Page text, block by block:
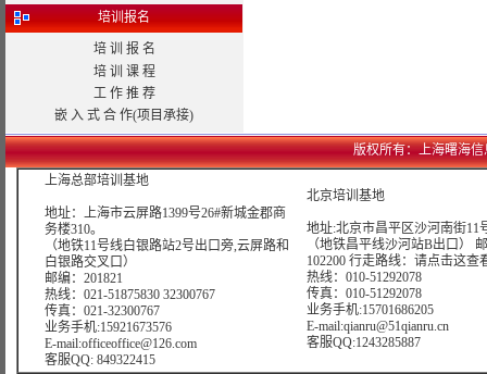
培训报名
培 训 报 名
培 训 课 程
工 作 推 荐
嵌 入 式 合 作(项目承接)
版权所有：上海曙海信
上海总部培训基地
地址：上海市云屏路1399号26#新城金郡商
务楼310。
（地铁11号线白银路站2号出口旁,云屏路和
白银路交叉口）
邮编：201821
热线：021-51875830 32300767
传真：021-32300767
业务手机:15921673576
E-mail:officeoffice@126.com
客服QQ: 849322415
北京培训基地
地址:北京市昌平区沙河南街11
（地铁昌平线沙河站B出口）
102200 行走路线： 请点击这查
热线：010-51292078
传真：010-51292078
业务手机:15701686205
E-mail:qianru@51qianru.cn
客服QQ:1243285887